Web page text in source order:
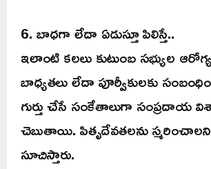
6. బాధగా లేదా ఏడుస్తూ పిలిస్తే..
ఇలాంటి కలలు కుటుంబ సభ్యుల
బాధ్యతలు లేదా పూర్వీకులకు
గుర్తు చేసే సంకేతాలుగా సంప్రదాయ
చెబుతాయి. పితృదేవతలను స్మరించాలని
సూచిస్తారు.